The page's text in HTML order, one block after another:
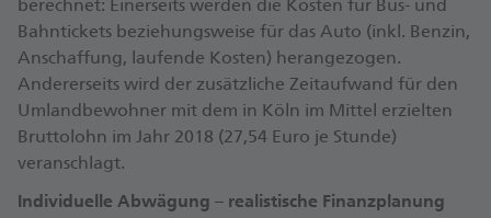
berechnet: Einerseits werden die Kosten für Bus- und
Bahntickets beziehungsweise für das Auto (inkl. Benzin,
Anschaffung, laufende Kosten) herangezogen.
Andererseits wird der zusätzliche Zeitaufwand für den
Umlandbewohner mit dem in Köln im Mittel erzielten
Bruttolohn im Jahr 2018 (27,54 Euro je Stunde)
veranschlagt.
Individuelle Abwägung – realistische Finanzplanung